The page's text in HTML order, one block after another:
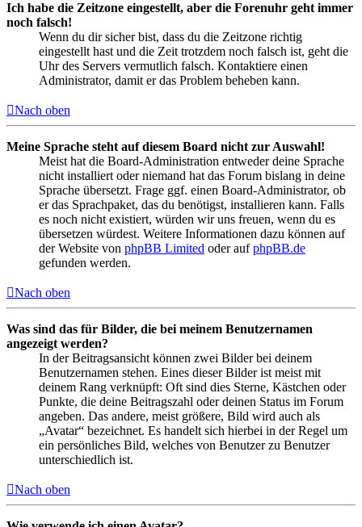
Ich habe die Zeitzone eingestellt, aber die Forenuhr geht immer
noch falsch!
Wenn du dir sicher bist, dass du die Zeitzone richtig
eingestellt hast und die Zeit trotzdem noch falsch ist, geht die
Uhr des Servers vermutlich falsch. Kontaktiere einen
Administrator, damit er das Problem beheben kann.
Nach oben
Meine Sprache steht auf diesem Board nicht zur Auswahl!
Meist hat die Board-Administration entweder deine Sprache
nicht installiert oder niemand hat das Forum bislang in deine
Sprache übersetzt. Frage ggf. einen Board-Administrator, ob
er das Sprachpaket, das du benötigst, installieren kann. Falls
es noch nicht existiert, würden wir uns freuen, wenn du es
übersetzen würdest. Weitere Informationen dazu können auf
der Website von phpBB Limited oder aufphpBB.de
gefunden werden.
Nach oben
Was sind das für Bilder, die bei meinem Benutzernamen
angezeigt werden?
In der Beitragsansicht können zwei Bilder bei deinem
Benutzernamen stehen. Eines dieser Bilder ist meist mit
deinem Rang verknüpft: Oft sind dies Sterne, Kästchen oder
Punkte, die deine Beitragszahl oder deinen Status im Forum
angeben. Das andere, meist größere, Bild wird auch als
„Avatar“ bezeichnet. Es handelt sich hierbei in der Regel um
ein persönliches Bild, welches von Benutzer zu Benutzer
unterschiedlich ist.
Nach oben